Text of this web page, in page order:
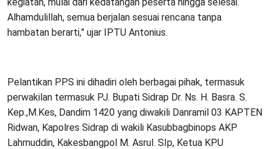
Alhamdulillah, semua berjalan sesuai rencana tanpa
hambatan berarti,” ujar IPTU Antonius.
Pelantikan PPS ini dihadiri oleh berbagai pihak, termasuk
perwakilan termasuk PJ. Bupati Sidrap Dr. Ns. H. Basra. S.
Kep.,M.Kes, Dandim 1420 yang diwakili Danramil 03 KAPTEN
Ridwan, Kapolres Sidrap di wakili Kasubbagbinops AKP
Lahmuddin, Kakesbangpol M. Asrul. SIp, Ketua KPU